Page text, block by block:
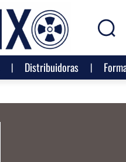
Distribuidoras